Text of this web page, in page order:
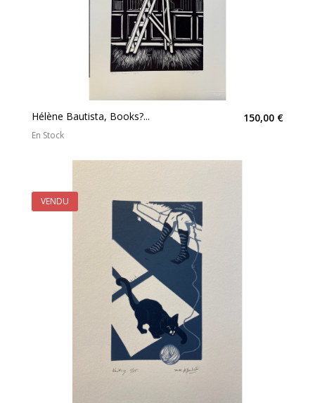
Hélène Bautista, Books?... 150,00 €
En Stock
VENDU